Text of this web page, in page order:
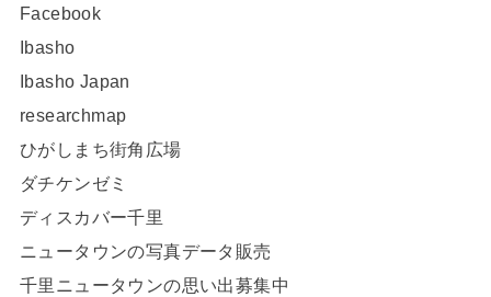
Facebook
Ibasho
Ibasho Japan
researchmap
ひがしまち街角広場
ダチケンゼミ
ディスカバー千里
ニュータウンの写真データ販売
千里ニュータウンの思い出募集中